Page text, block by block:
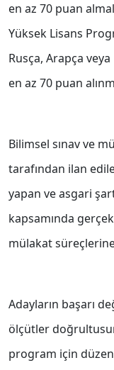
en az 70 puan
Yüksek Lisans
Rusça, Arapça
en az 70 puan
Bilimsel sınav ve
tarafından ilan
yapan ve asgari
kapsamında
mülakat
Adayların başarı
ölçütler
program için